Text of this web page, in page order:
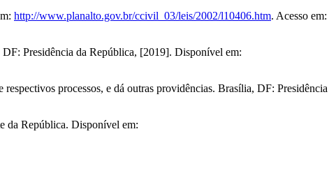
http://www.planalto.gov.br/ccivil_03/leis/2002/l10406.htm. Acesso em:
Presidência da República, [2019]. Disponível em:
processos, e dá outras providências. Brasília, DF: Presidência
da República. Disponível em: